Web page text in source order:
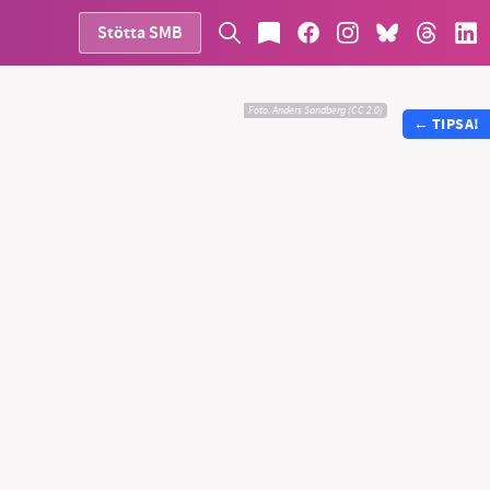
Stötta SMB
Foto:Anders Sandberg (CC 2.0)
← TIPSA!